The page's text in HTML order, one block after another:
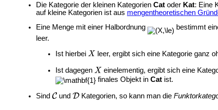
Die Kategorie der kleinen Kategorien Catoder Kat: Eine
auf kleine Kategorien ist aus mengentheoretischen
Eine Menge mit einer Halbordnung
bestimmt
leer.
Ist hierbei
leer, ergibt sich eine Kategorie ganz
Ist dagegen
einelementig, ergibt sich eine
finales Objekt in Catist.
Sind und Kategorien, so kann man die